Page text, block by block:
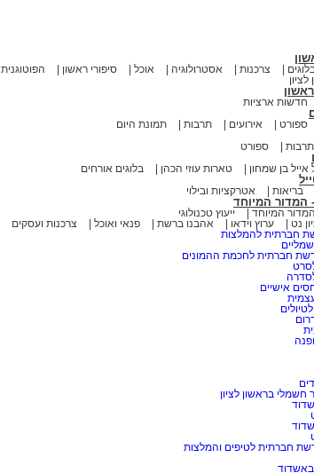
צרכנות אסטרולוגיה אוכל סיפורי ראשון
הפוטוגנית
חדשות ארציות
ספורט אירועים תרבות תמונת היום
תרבות ספורט
אייל בן שמחון טארות עוזי הכהן בלוגים אורחים
בריאות אטרקציות ובילוי
המדור המיוחד
המיוחד
ייעוץ טכנולוגי
נט
ערוץ וידאו אהבנו ברשת פנאי ואוכל
צרכנות ועסקים
חברתית להמלצות
אישיים
חשמלי בראשון לציון
חברתית לטיפים והמלצות
באשדוד